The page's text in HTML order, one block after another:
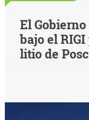
El
bajo el
litio de